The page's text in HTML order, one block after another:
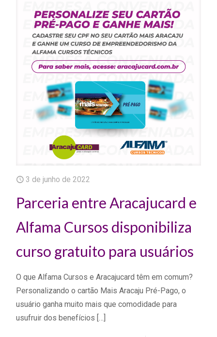
3 de junho de 2022
Parceria entre Aracajucard e
Alfama Cursos disponibiliza
curso gratuito para usuários
O que Alfama Cursos e Aracajucard têm em comum?
Personalizando o cartão Mais Aracaju Pré-Pago, o
usuário ganha muito mais que comodidade para
usufruir dos benefícios […]